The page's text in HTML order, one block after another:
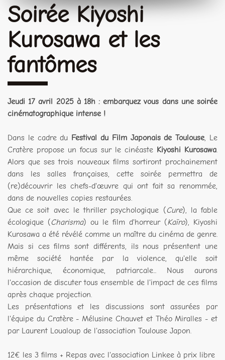
Soirée Kiyoshi
Kurosawa et les
fantômes
Jeudi 17 avril 2025 à 18h : embarquez vous dans une soirée
cinématographique intense !
Dans le cadre du Festival du Film Japonais de Toulouse , Le
Cratère propose un focus sur le cinéaste Kiyoshi Kurosawa
Alors que ses trois nouveaux films sortiront prochainement
dans les salles françaises, cette soirée permettra de
(re)découvrir les chefs-d'œuvre qui ont fait sa renommée,
dans de nouvelles copies restaurées.
Que ce soit avec le thriller psychologique (Cure), la fable
écologique (Charisma) ou le film d'horreur (Kaïro), Kiyoshi
Kurosawa a été révélé comme un maître du cinéma de genre.
Mais si ces films sont différents, ils nous présentent une
même société hantée par la violence, qu'elle soit
hiérarchique, économique, patriarcale... Nous aurons
l'occasion de discuter tous ensemble de l'impact de ces films
après chaque projection.
Les présentations et les discussions sont assurées par
l'équipe du Cratère - Mélusine Chauvet et Théo Miralles - et
par Laurent Loualoup de l'association Toulouse Japon.
12€ les 3 films + Repas avec l'association Linkee à prix libre